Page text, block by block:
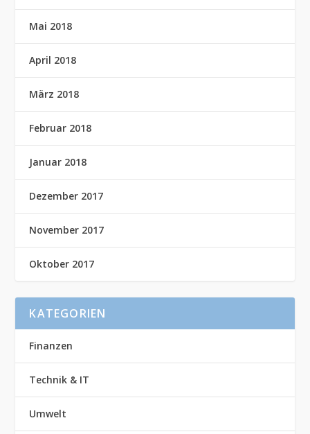
Mai 2018
April 2018
März 2018
Februar 2018
Januar 2018
Dezember 2017
November 2017
Oktober 2017
KATEGORIEN
Finanzen
Technik & IT
Umwelt